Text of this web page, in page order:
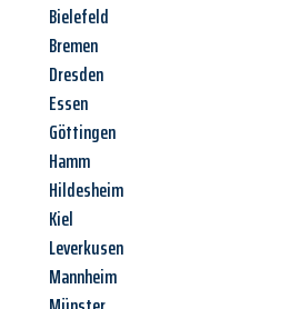
Bielefeld
Bremen
Dresden
Essen
Göttingen
Hamm
Hildesheim
Kiel
Leverkusen
Mannheim